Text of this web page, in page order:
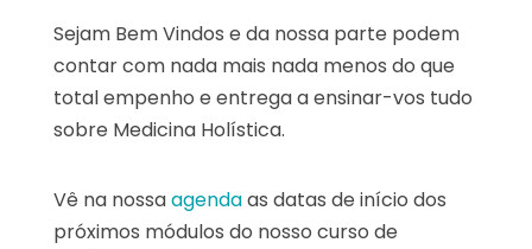
Sejam Bem Vindos e da nossa parte podem
contar com nada mais nada menos do que
total empenho e entrega a ensinar-vos tudo
sobre Medicina Holística.
Vê na nossaagendaas datas de início dos
próximos módulos do nosso curso de